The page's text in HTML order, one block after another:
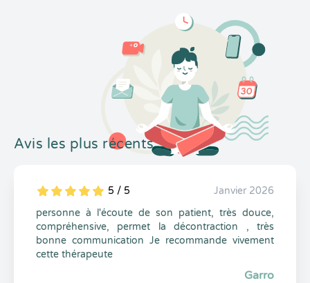
Avis les plus récents
5
1
5
0 5 / 5
Janvier 2026
personne à l'écoute de son patient, très douce,
compréhensive, permet la décontraction , très
bonne communication Je recommande vivement
cette thérapeute
Garro